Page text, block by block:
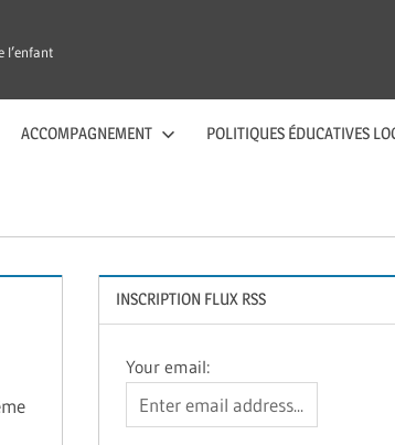
l’enfant
ACCOMPAGNEMENT POLITIQUES ÉDUCATIVES
INSCRIPTION FLUX RSS
Your email: